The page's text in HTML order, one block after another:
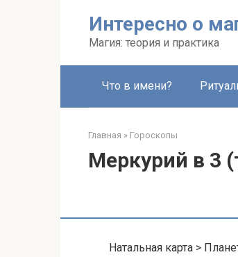
Интересно о
Магия: теория и практика
Что в имени?
Главная » Гороскопы
Меркурий в 3
Натальная карта >